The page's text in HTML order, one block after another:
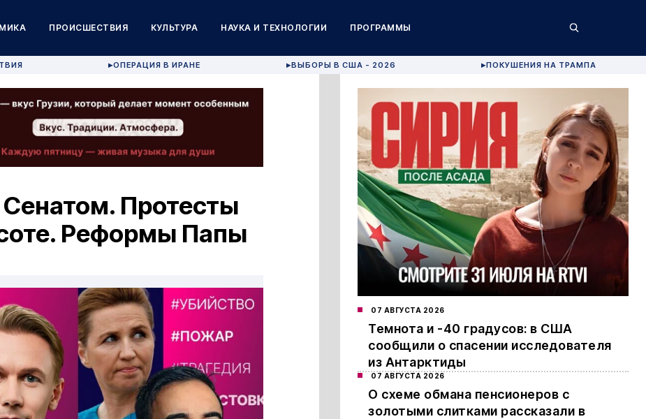
ПРОИСШЕСТВИЯ КУЛЬТУРА НАУКА И ТЕХНОЛОГИИ ПРОГРАММЫ
▶ОПЕРАЦИЯ В ИРАНЕ ▶ВЫБОРЫ В США - 2026 ▶ПОКУШЕНИЯ НА ТРАМПА
Протесты
Реформы Папы
07 АВГУСТА 2026
Темнота и -40 градусов: в США
сообщили о спасении исследователя
из Антарктиды
07 АВГУСТА 2026
О схеме обмана пенсионеров с
золотыми слитками рассказали в